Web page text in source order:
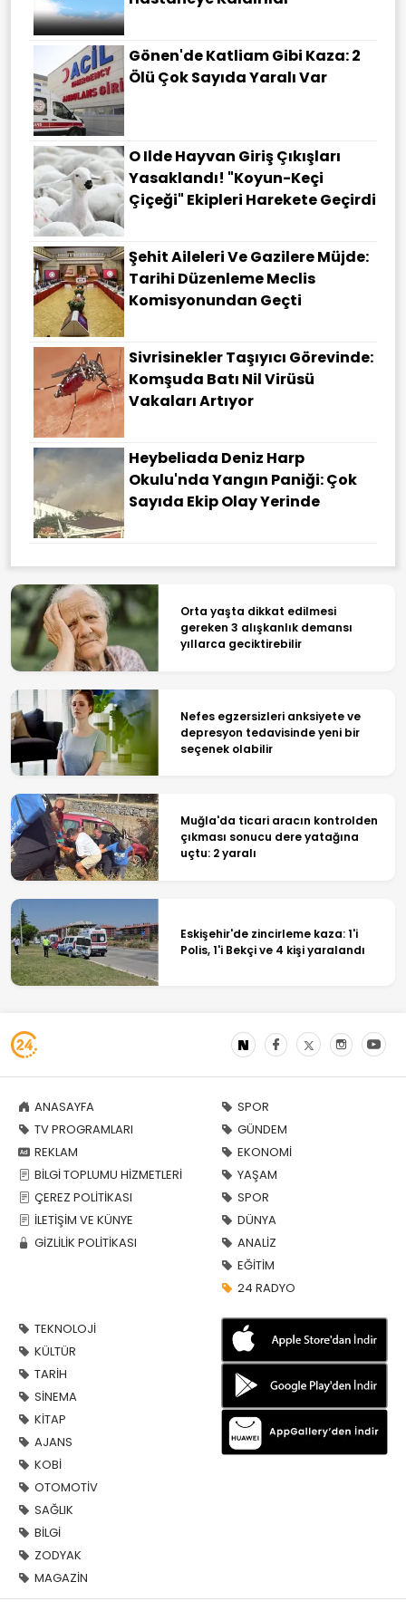
Gönen'de Katliam Gibi Kaza: 2
Ölü Çok Sayıda Yaralı Var
O Ilde Hayvan Giriş Çıkışları
Yasaklandı! "Koyun-Keçi
Çiçeği" Ekipleri Harekete Geçirdi
Şehit Aileleri Ve Gazilere Müjde:
Tarihi Düzenleme Meclis
Komisyonundan Geçti
Sivrisinekler Taşıyıcı Görevinde:
Komşuda Batı Nil Virüsü
Vakaları Artıyor
Heybeliada Deniz Harp
Okulu'nda Yangın Paniği: Çok
Sayıda Ekip Olay Yerinde
Orta yaşta dikkat edilmesi
gereken 3 alışkanlık demansı
yıllarca geciktirebilir
Nefes egzersizleri anksiyete ve
depresyon tedavisinde yeni bir
seçenek olabilir
Muğla'da ticari aracın kontrolden
çıkması sonucu dere yatağına
uçtu: 2 yaralı
Eskişehir'de zincirleme kaza: 1'i
Polis, 1'i Bekçi ve 4 kişi yaralandı
ANASAYFA
TV PROGRAMLARI
REKLAM
BİLGİ TOPLUMU HİZMETLERİ
ÇEREZ POLİTİKASI
İLETİŞİM VE KÜNYE
GİZLİLİK POLİTİKASI
SPOR
GÜNDEM
EKONOMİ
YAŞAM
SPOR
DÜNYA
ANALİZ
EĞİTİM
24 RADYO
TEKNOLOJİ
KÜLTÜR
TARİH
SİNEMA
KİTAP
AJANS
KOBİ
OTOMOTİV
SAĞLIK
BİLGİ
ZODYAK
MAGAZİN